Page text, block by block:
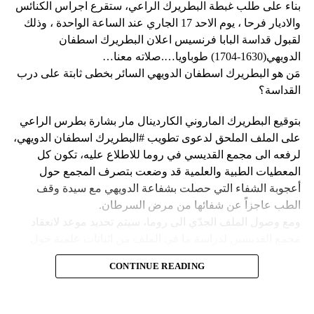
نداء الوطن
وحاولت مجموعة من أفراد العصابات المدججين بالسلاح، يوم
الإثنين، السيطرة على مطار توسان لوفرتور الدولي، الأكبر في
البلاد، وتبادلوا إطلاق النار مع الشرطة والجنود، مما أدى إلى
إلغاء جميع الرحلات الداخلية والدولية.
ألف شخص من منازلهم منذ عطلة نهاية الأسبوع بسبب أعمال
العنف.
وقال رجل من هايتي يدعى نيكولا لوكالة رويترز للأنباء: “أجبرتنا
العصابات المسلحة على ترك منازلنا. دمروا بيوتنا ونحن الآن في
ومنذ أن غادر نيكولا منزله، يعيش الآن في مخيم، ويقول إنه يشعر
كما لو كان مثل حيوان.
بناء على طلب غبطة البطريرك الراعي، ستقرع اجراس الكنائس
والاديار فرحا ، يوم الاحد 17 الجاري عند الساعة الواحدة ، وذلك
لقبول قداسة البابا فرنسيس اعلان البطريرك اسطفان
الدويهي(1630-1704) طوباويا….صلاته معنا…
مَن هو البطريرك اسطفان الدويهي السائر بخطى ثابتة على درب
القداسة؟
بتوقيع البطريرك الماروني الكاردينال مار بشارة بطرس الراعي
على الملف الملحق لدعوى تطويب #البطريرك اسطفان الدويهي،
لرفعه الى مجمع القديسي في روما للاطلاع عليه، تكون كل
المعطيات الطبية والعلمية قد وضعت بتصرف المجمع حول
أعجوبة الشفاء التي حصلت بشفاعة الدويهي مع سيدة وقف
الطب عاجزاً عن شفائها من مرض السرطان.
ومع وصول الملف الجدّي الى روما، سيتم تحديد موعد لانعقاد
الشفاء، على أن يتّخذ القرار بطوباوية البطريرك الدويهي من البابا
فرنسيس في حال سارت كلّ الأمور بالاتجاه الصحيح.
CONTINUE READING